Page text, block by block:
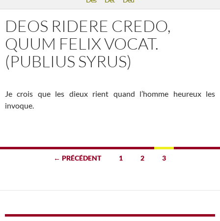
DEOS RIDERE CREDO,
QUUM FELIX VOCAT.
(PUBLIUS SYRUS)
Je crois que les dieux rient quand l’homme heureux les
invoque.
Navigation
articles
← PRÉCÉDENT 1 2 3